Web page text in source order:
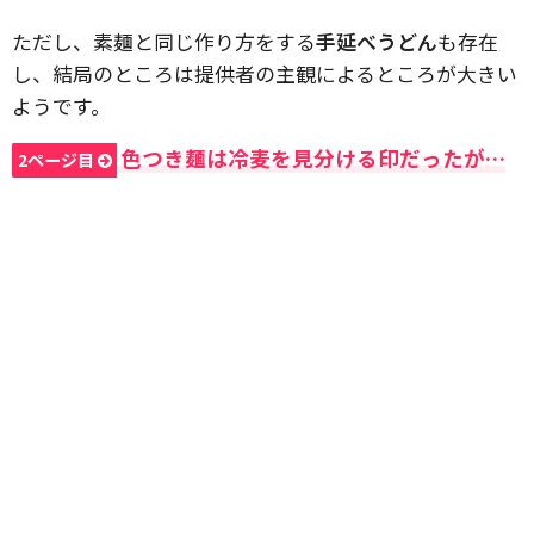
ただし、素麺と同じ作り方をする手延べうどんも存在
し、結局のところは提供者の主観によるところが大きい
ようです。
2ページ目 色つき麺は冷麦を見分ける印だったが…